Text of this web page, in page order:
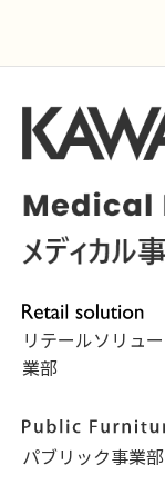
リテールソリュ
業部
パブリック事業部